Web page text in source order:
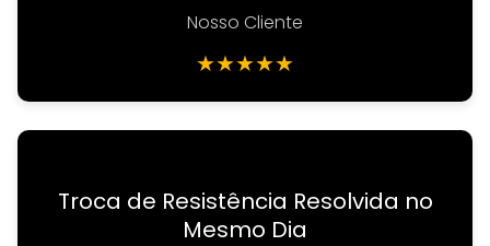
Nosso Cliente
★★★★★
Troca de Resistência Resolvida no
Mesmo Dia